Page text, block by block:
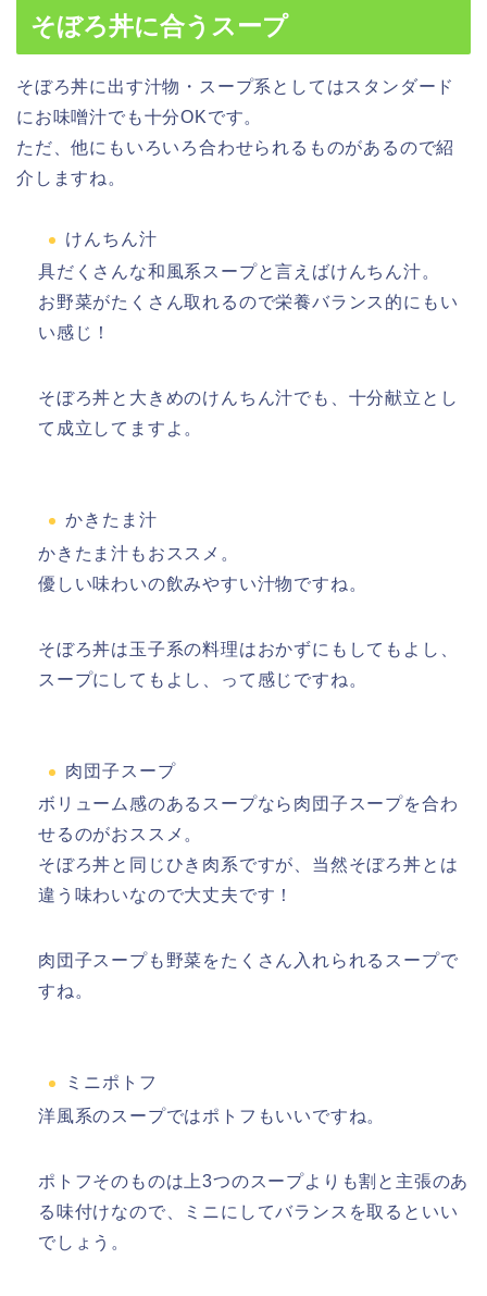
そぼろ丼に合うスープ
そぼろ丼に出す汁物・スープ系としてはスタンダード
にお味噌汁でも十分OKです。
ただ、他にもいろいろ合わせられるものがあるので紹
介しますね。
けんちん汁
具だくさんな和風系スープと言えばけんちん汁。
お野菜がたくさん取れるので栄養バランス的にもい
い感じ！
そぼろ丼と大きめのけんちん汁でも、十分献立とし
て成立してますよ。
かきたま汁
かきたま汁もおススメ。
優しい味わいの飲みやすい汁物ですね。
そぼろ丼は玉子系の料理はおかずにもしてもよし、
スープにしてもよし、って感じですね。
肉団子スープ
ボリューム感のあるスープなら肉団子スープを合わ
せるのがおススメ。
そぼろ丼と同じひき肉系ですが、当然そぼろ丼とは
違う味わいなので大丈夫です！
肉団子スープも野菜をたくさん入れられるスープで
すね。
ミニポトフ
洋風系のスープではポトフもいいですね。
ポトフそのものは上3つのスープよりも割と主張のあ
る味付けなので、ミニにしてバランスを取るといい
でしょう。